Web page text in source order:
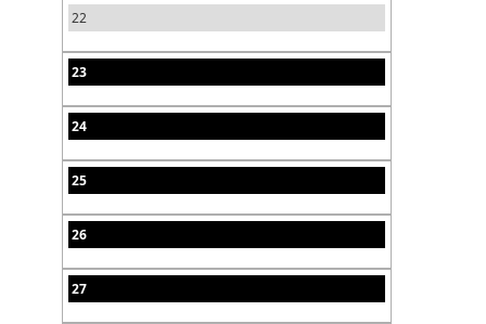
22
23
24
25
26
27